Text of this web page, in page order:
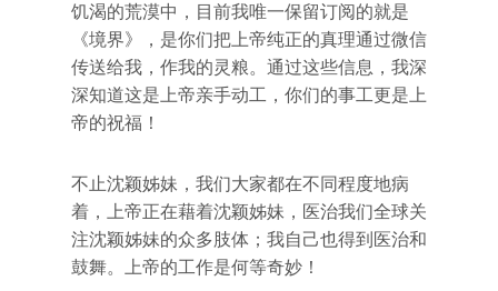
饥渴的荒漠中，目前我唯一保留订阅的就是
《境界》，是你们把上帝纯正的真理通过微信
传送给我，作我的灵粮。通过这些信息，我深
深知道这是上帝亲手动工，你们的事工更是上
帝的祝福！
不止沈颖姊妹，我们大家都在不同程度地病
着，上帝正在藉着沈颖姊妹，医治我们全球关
注沈颖姊妹的众多肢体；我自己也得到医治和
鼓舞。上帝的工作是何等奇妙！